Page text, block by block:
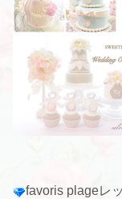
favoris plageレ